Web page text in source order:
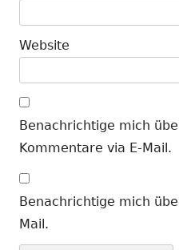
Website
Benachrichtige mich
Kommentare via E-Mail.
Benachrichtige mich
Mail.